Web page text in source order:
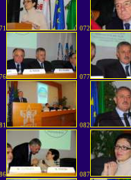
072
077
082
087